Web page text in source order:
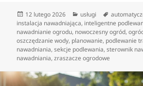
Data
publikacji
12 lutego 2026 Kategorie
usługi Tagi
instalacja nawadniająca, inteligentne
nawadnianie ogrodu, nowoczesny ogród,
oszczędzanie wody, planowanie, podlewanie
nawadniania,sekcje podlewania,sterownik
nawadniania,zraszacze ogrodowe